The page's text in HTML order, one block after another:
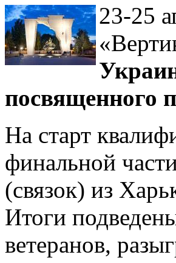
23-25
посвященного
На старт
финальной
(связок) из
Итоги
ветеранов,